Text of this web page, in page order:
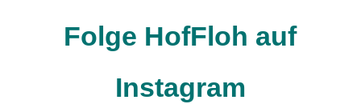
Folge HofFloh auf
Instagram